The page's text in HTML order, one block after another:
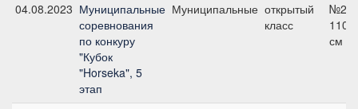
04.08.2023 Муниципальные
соревнования
по конкуру
"Кубок
"Horseka", 5
этап
Муниципальные открытый
класс
№22,
110
см